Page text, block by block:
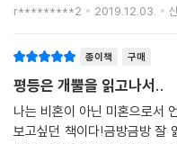
혜원은 강남역 사건을 보며 자
히는 남자아이를 혼내 달라고 하
린 시절의 선생님도 있다. 혜원
보일까 봐 넘어갔던 자기 자신
들은 원래 짓궂다며 그 정도는
r*********2 2019.12.03.
종이책 구매
평등은 개뿔을 읽고나서..
나는 비혼이 아닌 미혼으로서
보고싶던 책이다!금방금방 잘